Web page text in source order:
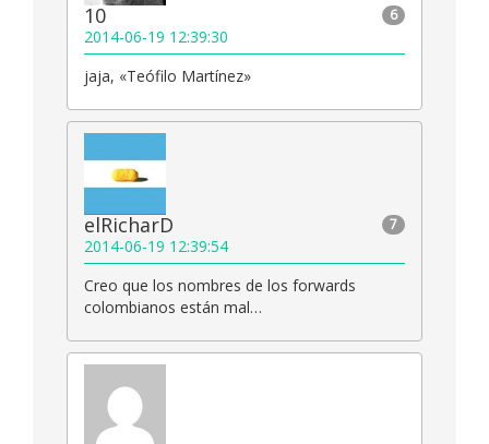
6
10
2014-06-19 12:39:30
jaja, «Teófilo Martínez»
7
elRicharD
2014-06-19 12:39:54
Creo que los nombres de los forwards
colombianos están mal…